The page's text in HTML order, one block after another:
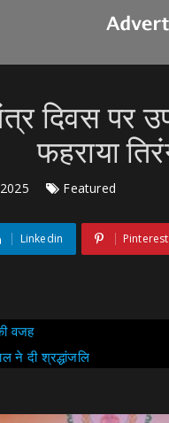
दिवस पर
फहराया
Featured
Linkedin Pinterest
वजह
ने दी श्रद्धांजलि